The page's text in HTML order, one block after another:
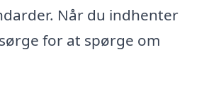
Når du indhenter
for at spørge om